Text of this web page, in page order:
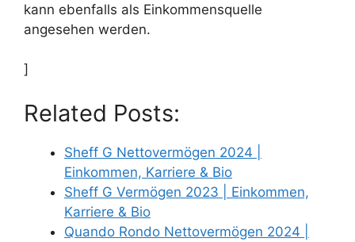
kann ebenfalls als Einkommensquelle
angesehen werden.
]
Related Posts:
Sheff G Nettovermögen 2024 |
Einkommen, Karriere & Bio
Sheff G Vermögen 2023 | Einkommen,
Karriere & Bio
Quando Rondo Nettovermögen 2024 |